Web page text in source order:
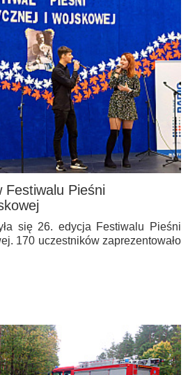
Festiwalu Pieśni
się 26. edycja Festiwalu Pieśni
170 uczestników zaprezentowało